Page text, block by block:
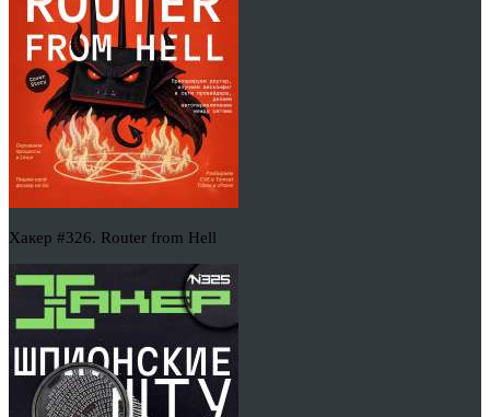
Хакер #326. Router from Hell